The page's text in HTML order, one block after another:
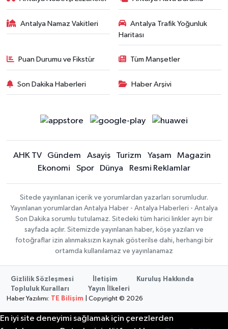
Antalya Namaz Vakitleri
Antalya Trafik Yoğunluk
Haritası
Puan Durumu ve Fikstür Tüm Manşetler
Son Dakika Haberleri Haber Arşivi
AHK TV Gündem Asayiş Turizm Yaşam
Magazin
Ekonomi
Spor Dünya Resmi Reklamlar
Sitede yayınlanan içerik ve yorumlardan yazarları sorumludur.
Yayınlanan yorumlardan Antalya Haber - Antalya Haberleri - Antalya
Son Dakika sorumlu tutulamaz. Sitedeki tüm harici linkler ayrı bir
sayfada açılır. Sitemizde yayınlanan haber, köşe yazıları ve
fotoğraflar izin alınmaksızın kaynak gösterilse dahi, herhangi bir
ortamda kullanılamaz ve yayınlanamaz
Gizlilik Sözleşmesi İletişim
Kuruluş Hakkında
Topluluk Kuralları
Yayın İlkeleri
Haber Yazılımı: TE Bilişim | Copyright © 2026
En iyi site deneyimi sağlamak için çerezlerden